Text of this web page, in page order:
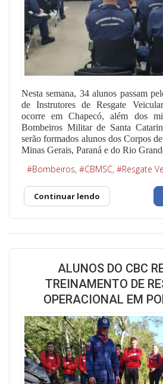
Nesta semana, 34 alunos passam
de Instrutores de Resgate
ocorre em Chapecó, além dos
Bombeiros Militar de Santa
serão formados alunos dos Corpos
Minas Gerais, Paraná e do Rio
Bombeiros CBMSC Resgate
Continuar lendo
ALUNOS DO CBC
TREINAMENTO DE
OPERACIONAL EM